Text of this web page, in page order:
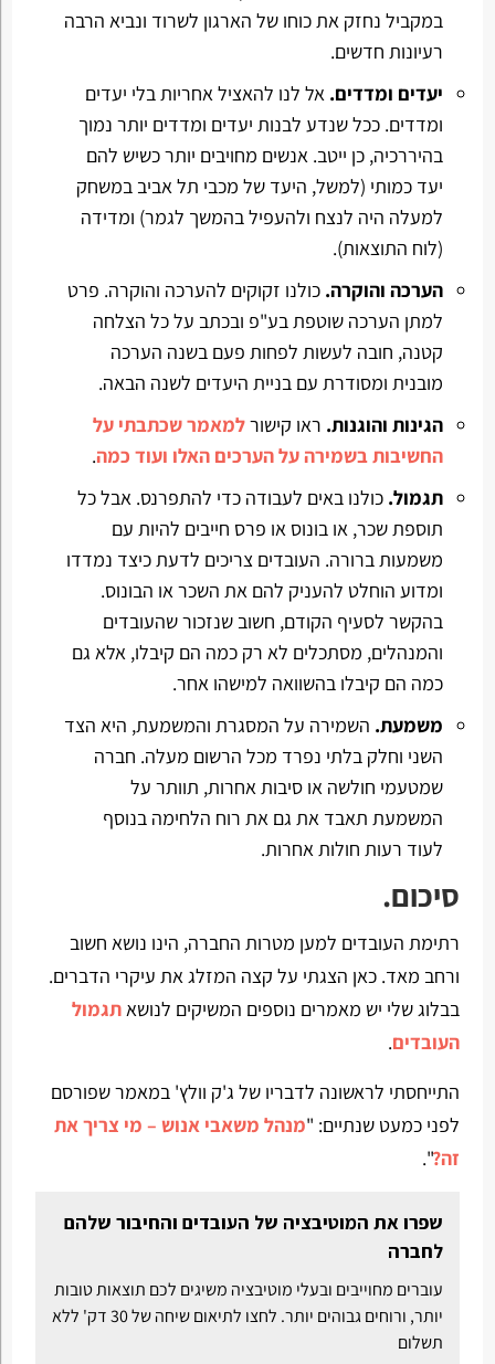
במקביל נחזק את כוחו של הארגון לשרוד ונביא הרבה
רעיונות חדשים.
יעדים ומדדים. אל לנו להאציל אחריות בלי יעדים
ומדדים. ככל שנדע לבנות יעדים ומדדים יותר נמוך
בהיררכיה, כן ייטב. אנשים מחויבים יותר כשיש להם
יעד כמותי (למשל, היעד של מכבי תל אביב במשחק
למעלה היה לנצח ולהעפיל בהמשך לגמר) ומדידה
(לוח התוצאות).
הערכה והוקרה. כולנו זקוקים להערכה והוקרה. פרט
למתן הערכה שוטפת בע"פ ובכתב על כל הצלחה
קטנה, חובה לעשות לפחות פעם בשנה הערכה
מובנית ומסודרת עם בניית היעדים לשנה הבאה.
הגינות והוגנות. ראו קישורלמאמר שכתבתי על
החשיבות בשמירה על הערכים האלו ועוד כמה.
תגמול. כולנו באים לעבודה כדי להתפרנס. אבל כל
תוספת שכר, או בונוס או פרס חייבים להיות עם
משמעות ברורה. העובדים צריכים לדעת כיצד נמדדו
ומדוע הוחלט להעניק להם את השכר או הבונוס.
בהקשר לסעיף הקודם, חשוב שנזכור שהעובדים
והמנהלים, מסתכלים לא רק כמה הם קיבלו, אלא גם
כמה הם קיבלו בהשוואה למישהו אחר.
משמעת. השמירה על המסגרת והמשמעת, היא הצד
השני וחלק בלתי נפרד מכל הרשום מעלה. חברה
שמטעמי חולשה או סיבות אחרות, תוותר על
המשמעת תאבד את גם את רוח הלחימה בנוסף
לעוד רעות חולות אחרות.
סיכום.
רתימת העובדים למען מטרות החברה, הינו נושא חשוב
ורחב מאד. כאן הצגתי על קצה המזלג את עיקרי הדברים.
בבלוג שלי יש מאמרים נוספים המשיקים לנושאתגמול
העובדים.
התייחסתי לראשונה לדבריו של ג'ק וולץ' במאמר שפורסם
לפני כמעט שנתיים: "מנהל משאבי אנוש – מי צריך את
זה?".
שפרו את המוטיבציה של העובדים והחיבור שלהם
לחברה
עוברים מחוייבים ובעלי מוטיבציה משיגים לכם תוצאות טובות
יותר, ורוחים גבוהים יותר. לחצו לתיאום שיחה של 30 דק' ללא
תשלום